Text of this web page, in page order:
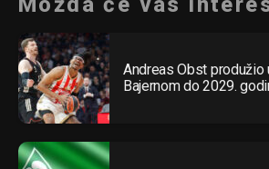
Andreas Obst produžio
Bajernom do 2029.